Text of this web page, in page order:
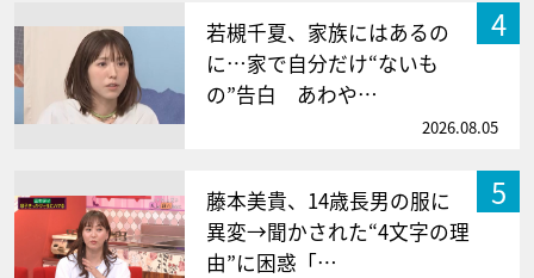
4
若槻千夏、家族にはあるの
に…家で自分だけ“ないも
の”告白 あわや…
2026.08.05
5
藤本美貴、14歳長男の服に
異変→聞かされた“4文字の理
由”に困惑「…